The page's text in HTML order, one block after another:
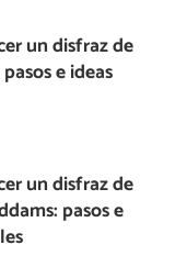
un disfraz de
e ideas
un disfraz de
pasos e